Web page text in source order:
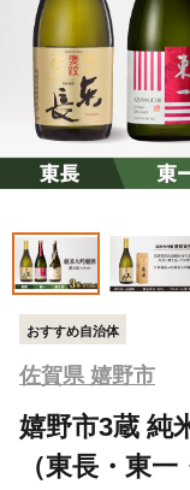
おすすめ自治体
佐賀県 嬉野市
嬉野市3蔵 純
（東長・東